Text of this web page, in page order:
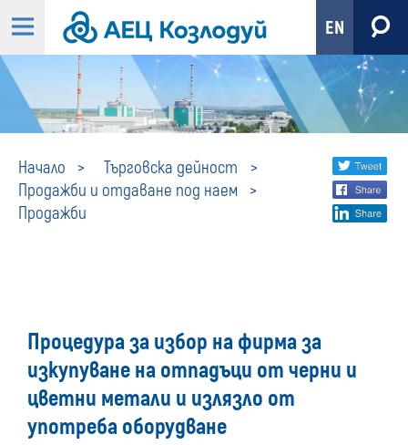
EN
Начало
Търговска дейност
Продажби и отдаване под наем
Продажби
ПродажбиShare
social
Процедура за избор на фирма за
изкупуване на отпадъци от черни и
цветни метали и излязло от
употреба оборудване